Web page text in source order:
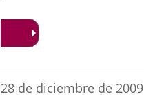
Fecha
28 de diciembre de 2009